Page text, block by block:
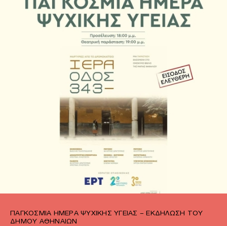
ΠΑΓΚΌΣΜΙΑ ΗΜΈΡΑ ΨΥΧΙΚΉΣ ΥΓΕΊΑΣ – ΕΚΔΉΛΩΣΗ ΤΟΥ
ΔΉΜΟΥ ΑΘΗΝΑΊΩΝ